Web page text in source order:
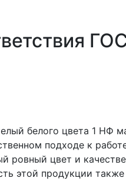
белого цвета 1 НФ
подходе к
ровный цвет и
этой продукции